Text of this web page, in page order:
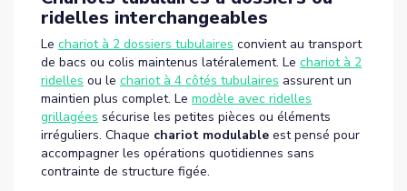
ridelles interchangeables
Le chariot à 2 dossiers tubulaires convient au transport
de bacs ou colis maintenus latéralement. Le chariot à 2
ridelles ou le chariot à 4 côtés tubulaires assurent un
maintien plus complet. Le modèle avec ridelles
grillagées sécurise les petites pièces ou éléments
irréguliers. Chaque chariot modulable est pensé pour
accompagner les opérations quotidiennes sans
contrainte de structure figée.